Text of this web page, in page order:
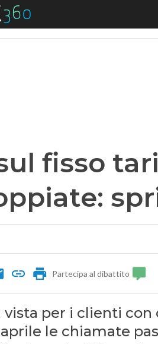
fisso
Partecipa al dibattito
vista per i clienti con
le chiamate